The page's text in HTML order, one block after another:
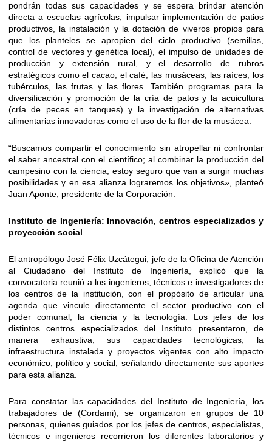
pondrán todas sus capacidades y se espera brindar atención
directa a escuelas agrícolas, impulsar implementación de patios
productivos, la instalación y la dotación de viveros propios para
que los planteles se apropien del ciclo productivo (semillas,
control de vectores y genética local), el impulso de unidades de
producción y extensión rural, y el desarrollo de rubros
estratégicos como el cacao, el café, las musáceas, las raíces, los
tubérculos, las frutas y las flores. También programas para la
diversificación y promoción de la cría de patos y la acuicultura
(cría de peces en tanques) y la investigación de alternativas
alimentarias innovadoras como el uso de la flor de la musácea.
“Buscamos compartir el conocimiento sin atropellar ni confrontar
el saber ancestral con el científico; al combinar la producción del
campesino con la ciencia, estoy seguro que van a surgir muchas
posibilidades y en esa alianza lograremos los objetivos», planteó
Juan Aponte, presidente de la Corporación.
Instituto de Ingeniería: Innovación, centros especializados y
proyección social
El antropólogo José Félix Uzcátegui, jefe de la Oficina de Atención
al Ciudadano del Instituto de Ingeniería, explicó que la
convocatoria reunió a los ingenieros, técnicos e investigadores de
los centros de la institución, con el propósito de articular una
agenda que vincule directamente el sector productivo con el
poder comunal, la ciencia y la tecnología. Los jefes de los
distintos centros especializados del Instituto presentaron, de
manera exhaustiva, sus capacidades tecnológicas, la
infraestructura instalada y proyectos vigentes con alto impacto
económico, político y social, señalando directamente sus aportes
para esta alianza.
Para constatar las capacidades del Instituto de Ingeniería, los
trabajadores de (Cordami), se organizaron en grupos de 10
personas, quienes guiados por los jefes de centros, especialistas,
técnicos e ingenieros recorrieron los diferentes laboratorios y